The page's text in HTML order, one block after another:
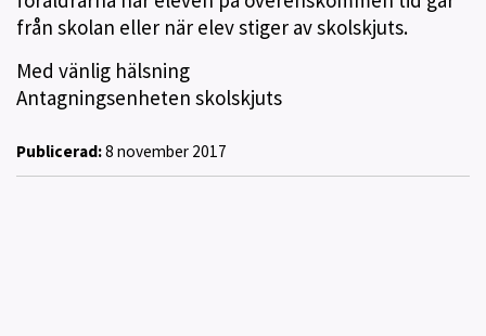
från skolan eller när elev stiger av skolskjuts.
Med vänlig hälsning
Antagningsenheten skolskjuts
Publicerad:8 november 2017